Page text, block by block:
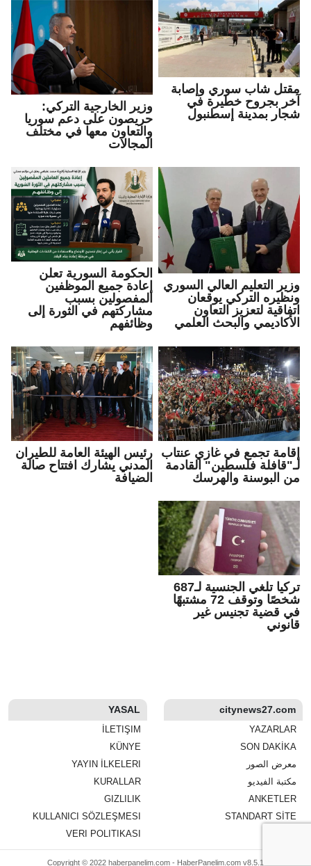
مقتل شاب سوري وإصابة
آخر بجروح خطيرة في
شجار بمدينة إسطنبول
وزير الخارجية التركي:
حريصون على دعم سوريا
والتعاون معها في مختلف
المجالات
وزير التعليم العالي السوري
ونظيره التركي يوقعان
اتفاقية لتعزيز التعاون
الأكاديمي والبحث العلمي
الحكومة السورية تعلن
إعادة جميع الموظفين
المفصولين بسبب
مشاركتهم في الثورة إلى
وظائفهم
إقامة تجمع في غازي عنتاب
لـ"قافلة فلسطين" القادمة
من البوسنة والهرسك
رئيس الهيئة العامة للطيران
المدني يشارك افتتاح صالة
الضيافة
تركيا تلغي الجنسية لـ687
شخصًا وتوقف 72 مشتبهًا
في قضية تجنيس غير
قانوني
citynews27.com
معرض الصور
مكتبة الفيديو
YASAL
Copyright © 2022 haberpanelim.com - HaberPanelim.com v8.5.1